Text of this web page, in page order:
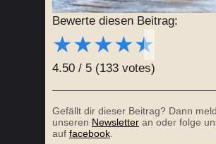
Bewerte diesen Beitrag:
★★★★★
4.50 / 5 (133 votes)
Gefällt dir dieser Beitrag? Dann
unseren Newsletter an oder folge
auf facebook